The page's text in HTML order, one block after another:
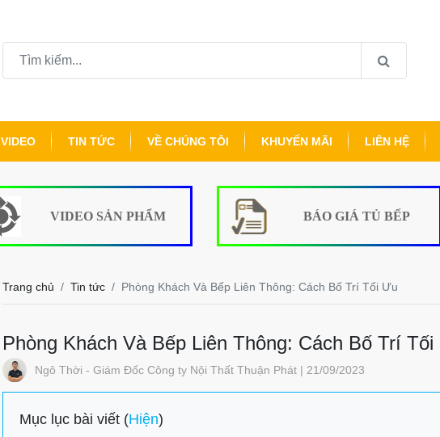
VIDEO TIN TỨC VỀ CHÚNG TÔI KHUYẾN MÃI LIÊN HỆ
VIDEO SẢN PHẨM BÁO GIÁ TỦ BẾP
Trang chủ Tin tức Phòng Khách Và Bếp Liên Thông: Cách Bố Trí Tối Ưu
Phòng Khách Và Bếp Liên Thông: Cách Bố Trí
Ngô Thời - Giám Đốc Công ty Nội Thất Thuận Phát | 21/09/2023
Mục lục bài viết (Hiện)